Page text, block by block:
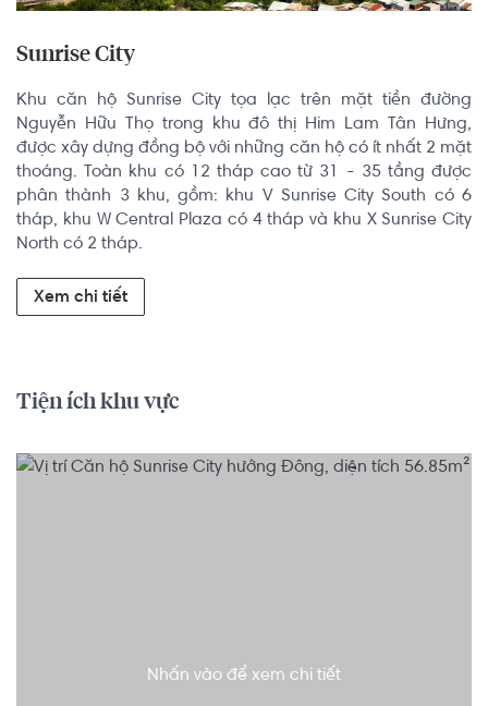
Sunrise City
Khu căn hộ Sunrise City tọa lạc trên mặt tiền đường
Nguyễn Hữu Thọ trong khu đô thị Him Lam Tân Hưng,
được xây dựng đồng bộ với những căn hộ có ít nhất 2 mặt
thoáng. Toàn khu có 12 tháp cao từ 31 - 35 tầng được
phân thành 3 khu, gồm: khu V Sunrise City South có 6
tháp, khu W Central Plaza có 4 tháp và khu X Sunrise City
North có 2 tháp.
Xem chi tiết
Tiện ích khu vực
Nhấn vào để xem chi tiết